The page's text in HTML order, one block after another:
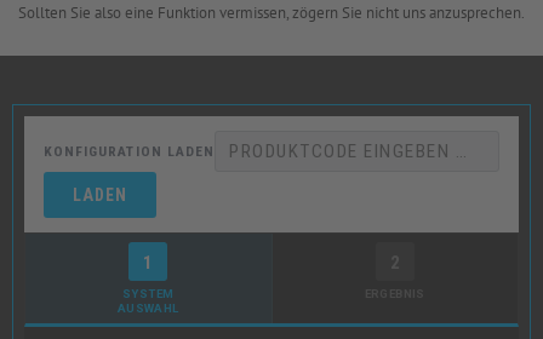
Sollten Sie also eine Funktion vermissen, zögern Sie nicht uns anzusprechen.